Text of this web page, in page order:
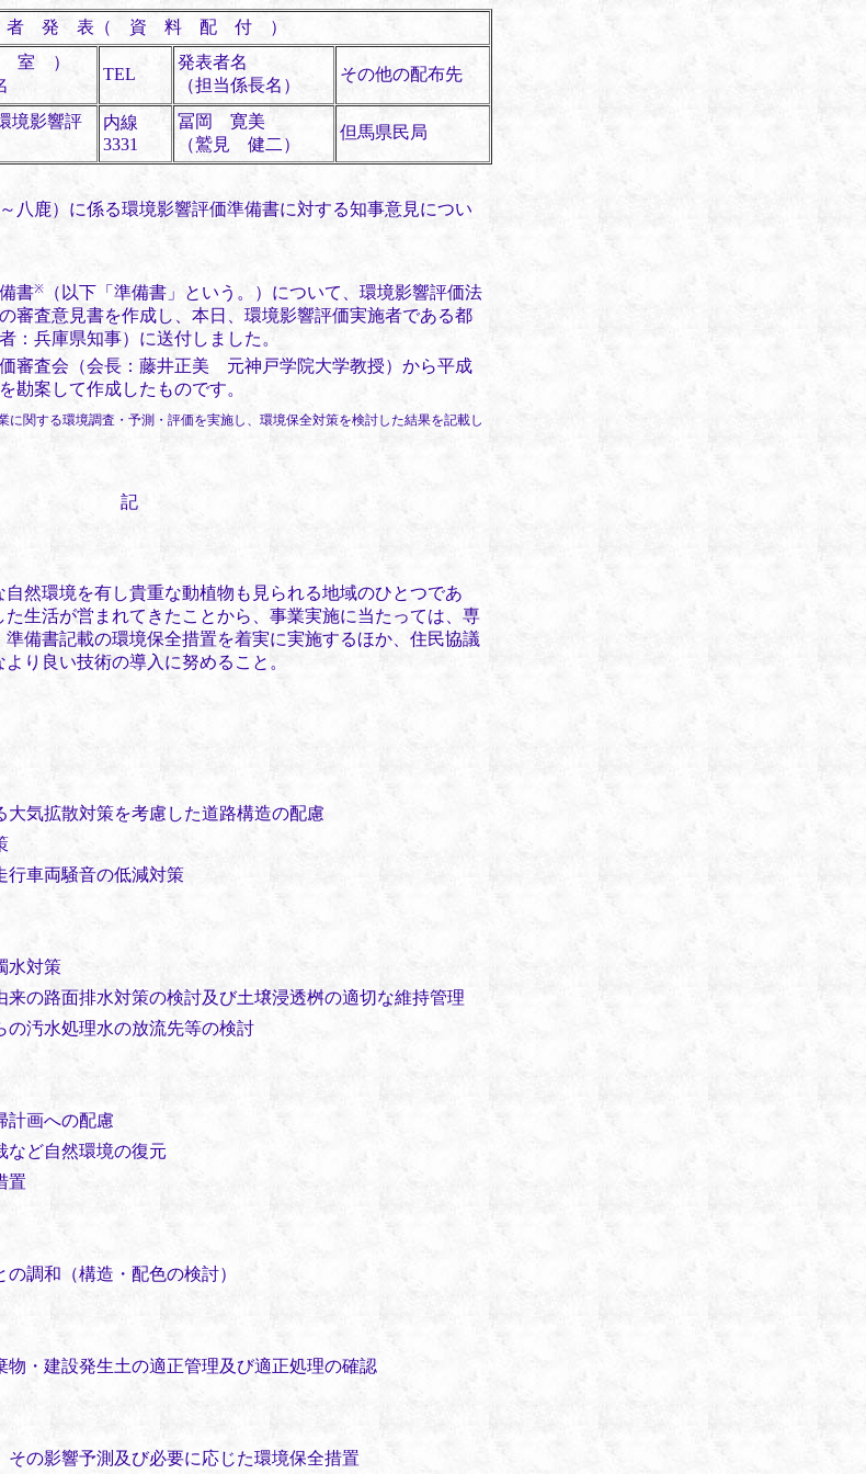
者 発 表（ 資 料 配 付 ）
）
TEL
発表者名
（担当係長名）
その他の配布先
境影響評
内線
3331
冨岡 寛美
（鷲見 健二）
但馬県民局
八鹿）に係る環境影響評価準備書に対する知事意見につい
書※
（以下「準備書」という。）について、環境影響評価法
審査意見書を作成し、本日、環境影響評価実施者である都
：兵庫県知事）に送付しました。
審査会（会長：藤井正美 元神戸学院大学教授）から平成
勘案して作成したものです。
に関する環境調査・予測・評価を実施し、環境保全対策を検討した結果を記載し
記
然環境を有し貴重な動植物も見られる地域のひとつであ
た生活が営まれてきたことから、事業実施に当たっては、専
備書記載の環境保全措置を着実に実施するほか、住民協議
り良い技術の導入に努めること。
大気拡散対策を考慮した道路構造の配慮
行車両騒音の低減対策
水対策
来の路面排水対策の検討及び土壌浸透桝の適切な維持管理
の汚水処理水の放流先等の検討
計画への配慮
など自然環境の復元
置
調和（構造・配色の検討）
物・建設発生土の適正管理及び適正処理の確認
その影響予測及び必要に応じた環境保全措置